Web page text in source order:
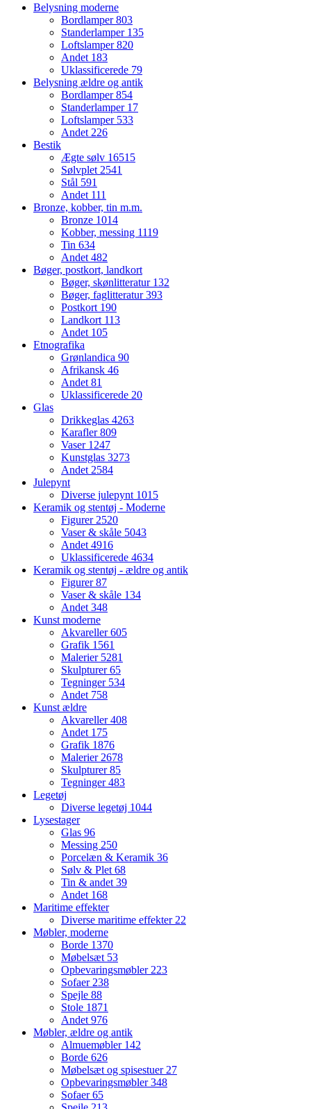
Belysning moderne
Bordlamper803
Standerlamper 135
Loftslamper820
Andet 183
Uklassificerede 79
Belysning ældre og antik
Bordlamper854
Standerlamper 17
Loftslamper 533
Andet 226
Bestik
Ægte sølv 16515
Sølvplet 2541
Stål 591
Andet 111
Bronze, kobber, tin m.m.
Bronze 1014
Kobber, messing 1119
Tin 634
Andet 482
Bøger, postkort, landkort
Bøger, skønlitteratur 132
Bøger, faglitteratur393
Postkort 190
Landkort 113
Andet 105
Etnografika
Grønlandica 90
Afrikansk 46
Andet 81
Uklassificerede 20
Glas
Drikkeglas 4263
Karafler809
Vaser 1247
Kunstglas 3273
Andet 2584
Julepynt
Diverse julepynt 1015
Keramik og stentøj - Moderne
Figurer 2520
Vaser & skåle 5043
Andet 4916
Uklassificerede 4634
Keramik og stentøj - ældre og antik
Figurer87
Vaser & skåle 134
Andet 348
Kunst moderne
Akvareller605
Grafik 1561
Malerier 5281
Skulpturer65
Tegninger 534
Andet 758
Kunst ældre
Akvareller408
Andet 175
Grafik 1876
Malerier 2678
Skulpturer85
Tegninger483
Legetøj
Diverse legetøj 1044
Lysestager
Glas 96
Messing 250
Porcelæn & Keramik 36
Sølv & Plet 68
Tin & andet 39
Andet 168
Maritime effekter
Diverse maritime effekter 22
Møbler, moderne
Borde 1370
Møbelsæt 53
Opbevaringsmøbler 223
Sofaer 238
Spejle 88
Stole 1871
Andet 976
Møbler, ældre og antik
Almuemøbler 142
Borde 626
Møbelsæt og spisestuer 27
Opbevaringsmøbler348
Sofaer65